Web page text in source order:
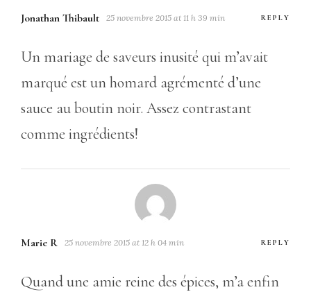
Jonathan Thibault 25 novembre 2015 at 11 h 39 min REPLY
Un mariage de saveurs inusité qui m’avait
marqué est un homard agrémenté d’une
sauce au boutin noir. Assez contrastant
comme ingrédients!
Marie R 25 novembre 2015 at 12 h 04 min REPLY
Quand une amie reine des épices, m’a enfin